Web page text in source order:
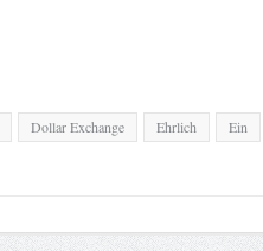
Dollar Exchange Ehrlich Ein